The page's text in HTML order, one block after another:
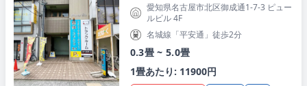
愛知県名古屋市北区御成通1-7-3 ピュー
ルビル 4F
名城線「平安通」徒歩2分
0.3畳 ~ 5.0畳
1畳あたり: 11900円